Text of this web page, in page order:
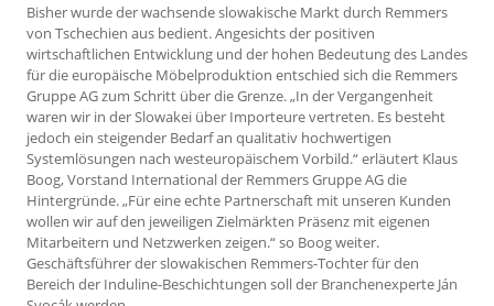
Bisher wurde der wachsende slowakische Markt durch Remmers
von Tschechien aus bedient. Angesichts der positiven
wirtschaftlichen Entwicklung und der hohen Bedeutung des Landes
für die europäische Möbelproduktion entschied sich die Remmers
Gruppe AG zum Schritt über die Grenze. „In der Vergangenheit
waren wir in der Slowakei über Importeure vertreten. Es besteht
jedoch ein steigender Bedarf an qualitativ hochwertigen
Systemlösungen nach westeuropäischem Vorbild.“ erläutert Klaus
Boog, Vorstand International der Remmers Gruppe AG die
Hintergründe. „Für eine echte Partnerschaft mit unseren Kunden
wollen wir auf den jeweiligen Zielmärkten Präsenz mit eigenen
Mitarbeitern und Netzwerken zeigen.“ so Boog weiter.
Geschäftsführer der slowakischen Remmers-Tochter für den
Bereich der Induline-Beschichtungen soll der Branchenexperte Ján